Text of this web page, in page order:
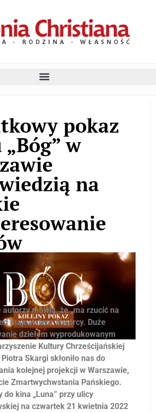
pokaz
w
na
mówią, że „ma rzucić na
majestatem Stwórcy. Duże
dziełem wyprodukowanym
Kultury Chrześcijańskiej
Skargi skłoniło nas do
kolejnej projekcji w Warszawie,
Zmartwychwstania Pańskiego.
do kina „Luna” przy ulicy
na czwartek 21 kwietnia 2022